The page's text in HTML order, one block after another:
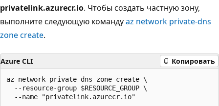
privatelink.azurecr.io. Чтобы создать частную зону,
выполните следующую командуaz network private-dns
zone create.
Azure CLI Копировать
az network private-dns zone create \
  --resource-group $RESOURCE_GROUP \